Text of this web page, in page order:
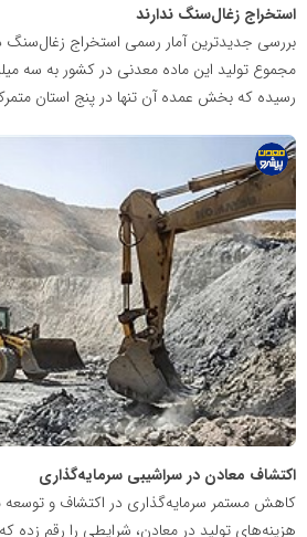
استخراج زغال‌سنگ ندارند
بررسی جدیدترین آمار رسمی استخراج
رسیده که بخش عمده آن تنها در پنج استان
اکتشاف معادن در سراشیبی سرمایه‌گذاری
کاهش مستمر سرمایه‌گذاری در اکتشاف و توسعه
هزینه‌های تولید در معادن، شرایطی را رقم
پایگاه
اطلاع
رسانی
معدن
پیشرو